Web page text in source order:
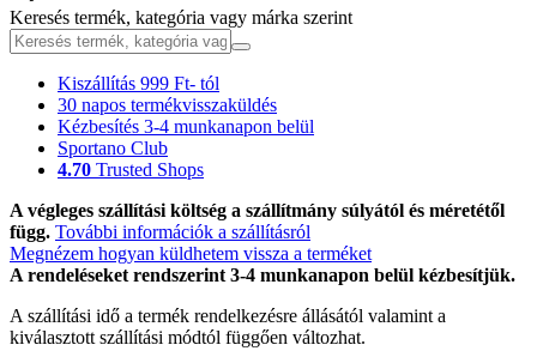
Keresés termék, kategória vagy márka szerint
Kiszállítás 999 Ft- tól
30 napos termékvisszaküldés
Kézbesítés 3-4 munkanapon belül
Sportano Club
4.70 Trusted Shops
A végleges szállítási költség a szállítmány súlyától és méretétől
függ. További információk a szállításról
Megnézem hogyan küldhetem vissza a terméket
A rendeléseket rendszerint 3-4 munkanapon belül kézbesítjük.
A szállítási idő a termék rendelkezésre állásától valamint a
kiválasztott szállítási módtól függően változhat.